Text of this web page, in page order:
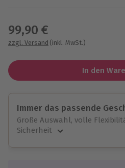
99,90 €
zzgl. Versand (inkl. MwSt.)
In den
Immer das passende
Große Auswahl, volle
Sicherheit